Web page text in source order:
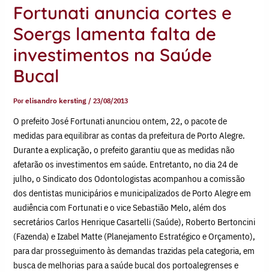
Fortunati anuncia cortes e
Soergs lamenta falta de
investimentos na Saúde
Bucal
Porelisandro kersting /23/08/2013
O prefeito José Fortunati anunciou ontem, 22, o pacote de
medidas para equilibrar as contas da prefeitura de Porto Alegre.
Durante a explicação, o prefeito garantiu que as medidas não
afetarão os investimentos em saúde. Entretanto, no dia 24 de
julho, o Sindicato dos Odontologistas acompanhou a comissão
dos dentistas municipários e municipalizados de Porto Alegre em
audiência com Fortunati e o vice Sebastião Melo, além dos
secretários Carlos Henrique Casartelli (Saúde), Roberto Bertoncini
(Fazenda) e Izabel Matte (Planejamento Estratégico e Orçamento),
para dar prosseguimento às demandas trazidas pela categoria, em
busca de melhorias para a saúde bucal dos portoalegrenses e